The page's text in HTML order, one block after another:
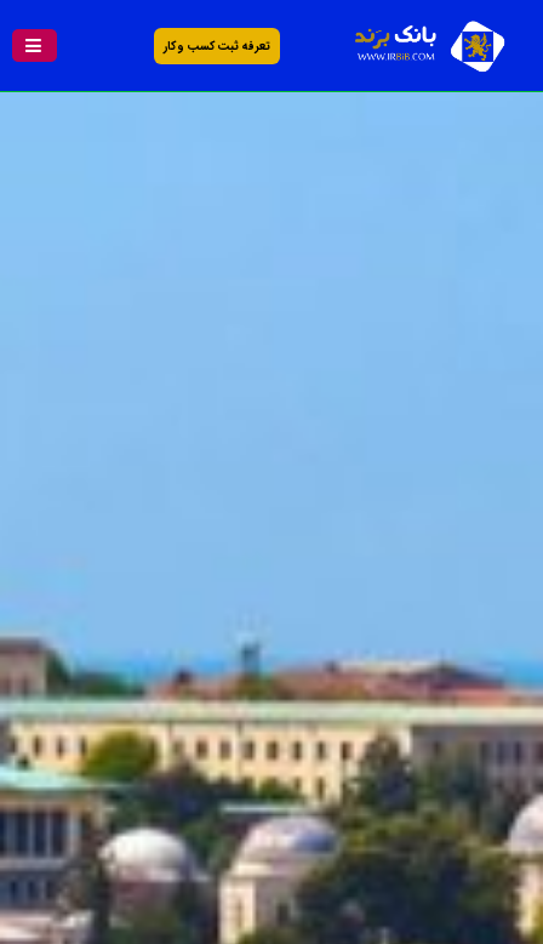
تعرفه ثبت کسب و کار